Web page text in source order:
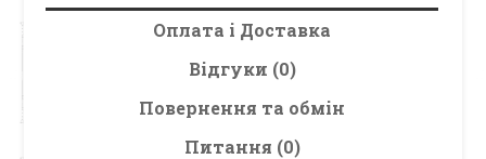
Оплата і Доставка
Відгуки (0)
Повернення та обмін
Питання (0)